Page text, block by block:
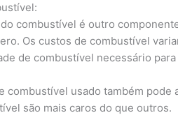
combustível é outro
Os custos de combustível
de combustível necessário
combustível usado também
são mais caros do que outros.